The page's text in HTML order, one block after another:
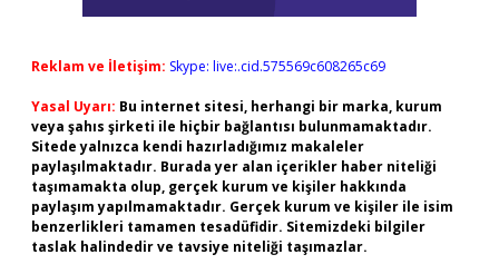
Reklam ve İletişim: Skype: live:.cid.575569c608265c69
Yasal Uyarı: Bu internet sitesi, herhangi bir marka, kurum
veya şahıs şirketi ile hiçbir bağlantısı bulunmamaktadır.
Sitede yalnızca kendi hazırladığımız makaleler
paylaşılmaktadır. Burada yer alan içerikler haber niteliği
taşımamakta olup, gerçek kurum ve kişiler hakkında
paylaşım yapılmamaktadır. Gerçek kurum ve kişiler ile isim
benzerlikleri tamamen tesadüfidir. Sitemizdeki bilgiler
taslak halindedir ve tavsiye niteliği taşımazlar.